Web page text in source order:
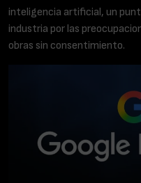
inteligencia artificial, un
industria por las
obras sin consentimiento.